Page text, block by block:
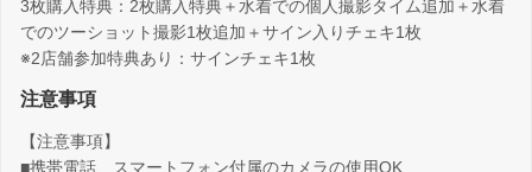
3枚購入特典：2枚購入特典＋水着での個人撮影タイム追加＋水着
でのツーショット撮影1枚追加＋サイン入りチェキ1枚
※2店舗参加特典あり：サインチェキ1枚
注意事項
【注意事項】
■携帯電話、スマートフォン付属のカメラの使用OK